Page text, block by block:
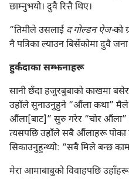
छाम्नुभयो। दुवै रित्तै थिए।
“तिमीले उसलाई द गोल्डन ऐज-को
नै पत्रिका ल्याउन बिर्सेकोमा दुवै
हुर्कंदाका सम्झनाहरू
सानी छँदा हजुरबुबाको काखमा
उहाँले सुनाउनुहुने “औंला कथा” मैले
औंला[बाट]” सुरु गरेर “चोर औंला”
त्यसपछि उहाँले सबै औंलाहरू पोका
सिकाउनुहुन्थ्यो: “सबै मिले बन्छ
मेरा आमाबाबुको विवाहपछि